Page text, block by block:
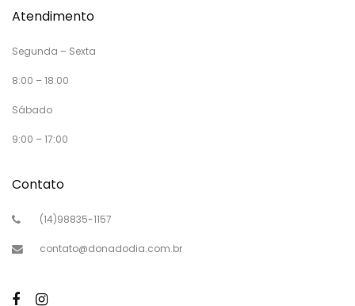
Atendimento
Segunda – Sexta
8:00 – 18:00
Sábado
9:00 – 17:00
Contato
(14)98835-1157
contato@donadodia.com.br